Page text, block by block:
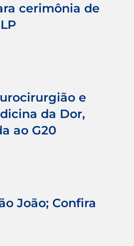
cerimônia de
e
da Dor,
ao G20
João; Confira